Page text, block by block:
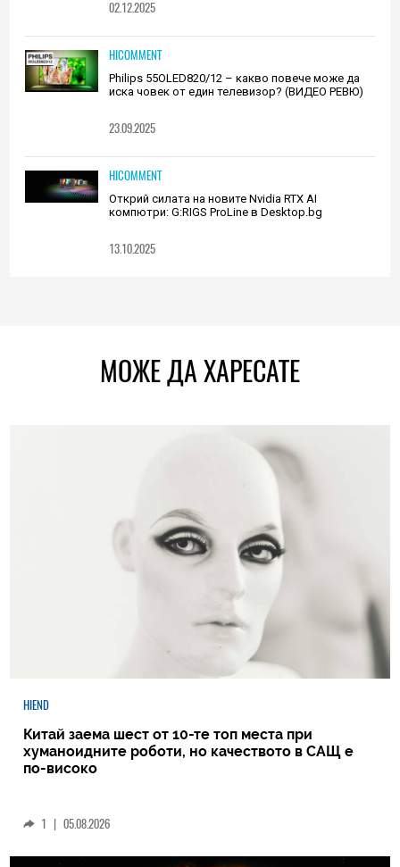
02.12.2025
HICOMMENT
Philips 55OLED820/12 – какво повече може да
иска човек от един телевизор? (ВИДЕО РЕВЮ)
23.09.2025
HICOMMENT
Открий силата на новите Nvidia RTX AI
компютри: G:RIGS ProLine в Desktop.bg
13.10.2025
МОЖЕ ДА ХАРЕСАТЕ
HIEND
Китай заема шест от 10-те топ места при
хуманоидните роботи, но качеството в САЩ е
по-високо
1 | 05.08.2026